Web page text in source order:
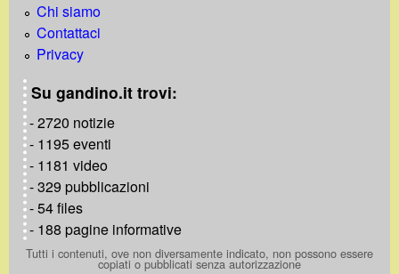
Chi siamo
Contattaci
Privacy
Su gandino.it trovi:
- 2720 notizie
- 1195 eventi
- 1181 video
- 329 pubblicazioni
- 54 files
- 188 pagine informative
Tutti i contenuti, ove non diversamente indicato, non possono essere
copiati o pubblicati senza autorizzazione